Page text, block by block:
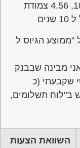
100,000 ש"ח ל 30 שנה, משתנה כל 10, 4.56 צמודת
הגיוס ל
מבינה שבבנק
שקבעתי (כ
ב"לוח תשלומים,
השוואת הצעות